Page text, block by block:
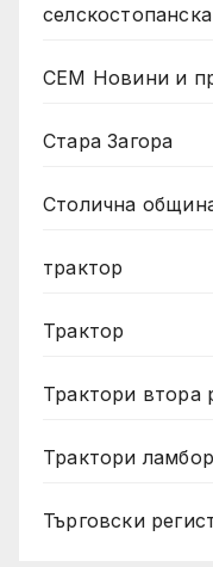
СЕМ Новини и
Стара Загора
Столична
трактор
Трактор
Трактори втора
Трактори
Търговски